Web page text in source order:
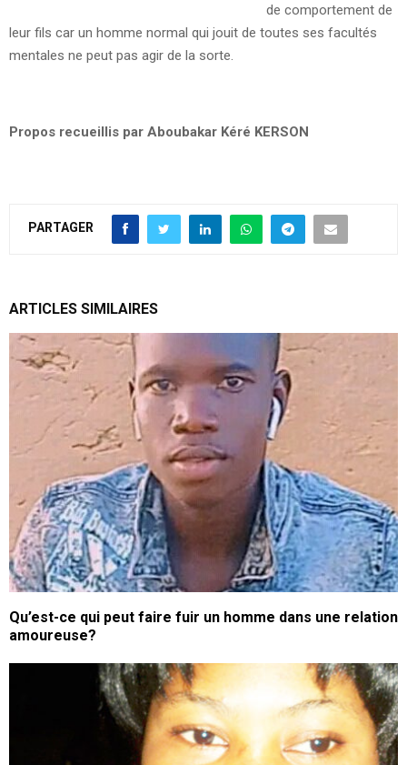
de comportement de
leur fils car un homme normal qui jouit de toutes ses facultés
mentales ne peut pas agir de la sorte.
Propos recueillis par Aboubakar Kéré KERSON
PARTAGER
ARTICLES SIMILAIRES
Qu’est-ce qui peut faire fuir un homme dans une relation
amoureuse?